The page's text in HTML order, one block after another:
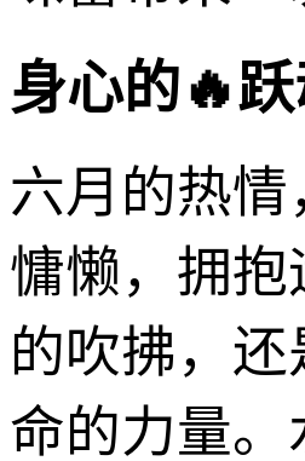
身心的🔥
六月的热
慵懒，拥
的吹拂，
命的力量